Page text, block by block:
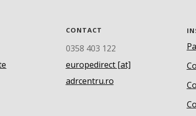
CONTACT
0358 403 122
europedirect [at]
adrcentru.ro